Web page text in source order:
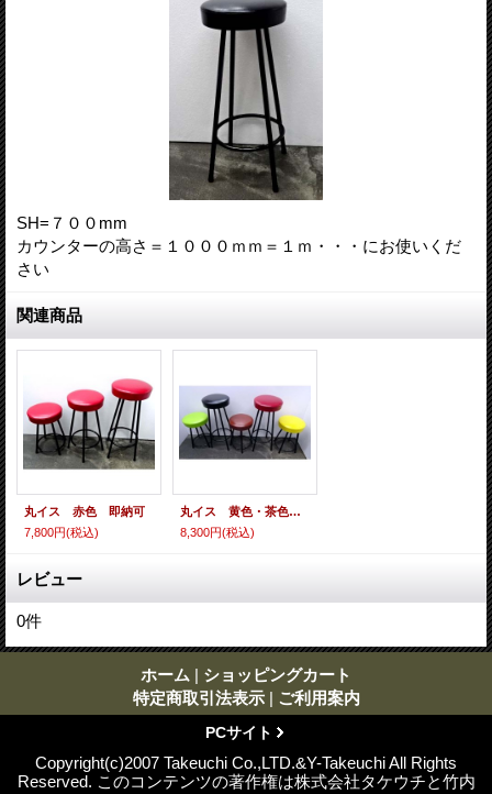
SH=７００mm
カウンターの高さ＝１０００ｍｍ＝１ｍ・・・にお使いくだ
さい
関連商品
丸イス 赤色 即納可
7,800円(税込)
丸イス 黄色・茶色・グリーン・・・・3色選択
8,300円(税込)
レビュー
0件
ホーム | ショッピングカート
特定商取引法表示 | ご利用案内
PCサイト
Copyright(c)2007 Takeuchi Co.,LTD.&Y-Takeuchi All Rights
Reserved. このコンテンツの著作権は株式会社タケウチと竹内